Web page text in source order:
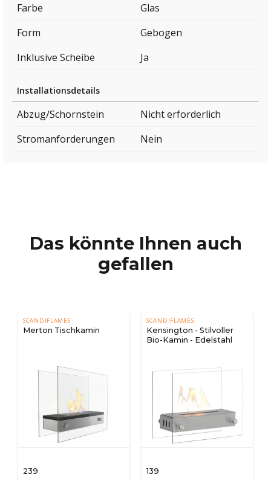
Farbe
Glas
Form
Gebogen
Inklusive Scheibe
Ja
Installationsdetails
Abzug/Schornstein
Nicht erforderlich
Stromanforderungen
Nein
Das könnte Ihnen auch
gefallen
SCANDIFLAMES
Merton Tischkamin
239
SCANDIFLAMES
Kensington - Stilvoller
Bio-Kamin - Edelstahl
139